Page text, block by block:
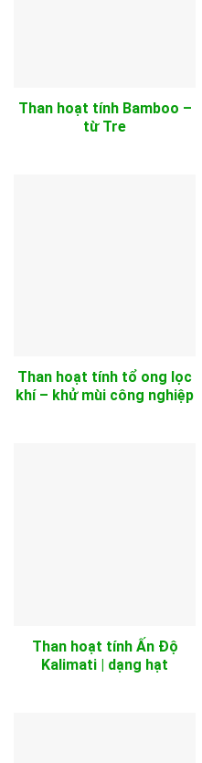
Than hoạt tính Bamboo –
từ Tre
Than hoạt tính tổ ong lọc
khí – khử mùi công nghiệp
Than hoạt tính Ấn Độ
Kalimati | dạng hạt